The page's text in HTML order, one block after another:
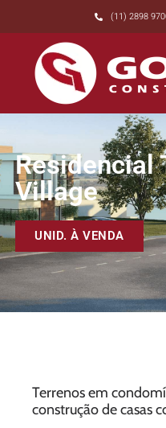
(11) 2898
Residencial
Village
UNID. À VENDA
Terrenos em
construção de casas